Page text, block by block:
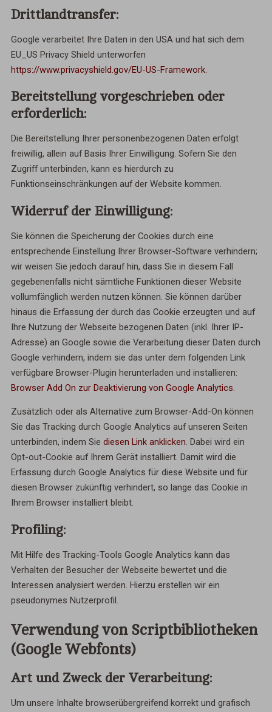
Drittlandtransfer:
Google verarbeitet Ihre Daten in den USA und hat sich dem
EU_US Privacy Shield unterworfen
https://www.privacyshield.gov/EU-US-Framework.
Bereitstellung vorgeschrieben oder
erforderlich:
Die Bereitstellung Ihrer personenbezogenen Daten erfolgt
freiwillig, allein auf Basis Ihrer Einwilligung. Sofern Sie den
Zugriff unterbinden, kann es hierdurch zu
Funktionseinschränkungen auf der Website kommen.
Widerruf der Einwilligung:
Sie können die Speicherung der Cookies durch eine
entsprechende Einstellung Ihrer Browser-Software verhindern;
wir weisen Sie jedoch darauf hin, dass Sie in diesem Fall
gegebenenfalls nicht sämtliche Funktionen dieser Website
vollumfänglich werden nutzen können. Sie können darüber
hinaus die Erfassung der durch das Cookie erzeugten und auf
Ihre Nutzung der Webseite bezogenen Daten (inkl. Ihrer IP-
Adresse) an Google sowie die Verarbeitung dieser Daten durch
Google verhindern, indem sie das unter dem folgenden Link
verfügbare Browser-Plugin herunterladen und installieren:
Browser Add On zur Deaktivierung von Google Analytics
Zusätzlich oder als Alternative zum Browser-Add-On können
Sie das Tracking durch Google Analytics auf unseren Seiten
unterbinden, indem Siediesen Link anklicken. Dabei wird ein
Opt-out-Cookie auf Ihrem Gerät installiert. Damit wird die
Erfassung durch Google Analytics für diese Website und für
diesen Browser zukünftig verhindert, so lange das Cookie in
Ihrem Browser installiert bleibt.
Profiling:
Mit Hilfe des Tracking-Tools Google Analytics kann das
Verhalten der Besucher der Webseite bewertet und die
Interessen analysiert werden. Hierzu erstellen wir ein
pseudonymes Nutzerprofil.
Verwendung von Scriptbibliotheken
(Google Webfonts)
Art und Zweck der Verarbeitung:
Um unsere Inhalte browserübergreifend korrekt und grafisch